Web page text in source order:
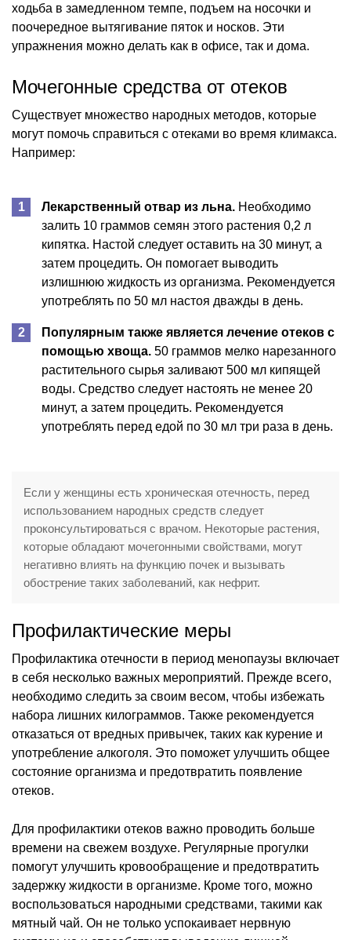
ходьба в замедленном темпе, подъем на носочки и
поочередное вытягивание пяток и носков. Эти
упражнения можно делать как в офисе, так и дома.
Мочегонные средства от отеков
Существует множество народных методов, которые
могут помочь справиться с отеками во время климакса.
Например:
Лекарственный отвар из льна. Необходимо
залить 10 граммов семян этого растения 0,2 л
кипятка. Настой следует оставить на 30 минут, а
затем процедить. Он помогает выводить
излишнюю жидкость из организма. Рекомендуется
употреблять по 50 мл настоя дважды в день.
Популярным также является лечение отеков с
помощью хвоща. 50 граммов мелко нарезанного
растительного сырья заливают 500 мл кипящей
воды. Средство следует настоять не менее 20
минут, а затем процедить. Рекомендуется
употреблять перед едой по 30 мл три раза в день.
Если у женщины есть хроническая отечность, перед
использованием народных средств следует
проконсультироваться с врачом. Некоторые растения,
которые обладают мочегонными свойствами, могут
негативно влиять на функцию почек и вызывать
обострение таких заболеваний, как нефрит.
Профилактические меры
Профилактика отечности в период менопаузы включает
в себя несколько важных мероприятий. Прежде всего,
необходимо следить за своим весом, чтобы избежать
набора лишних килограммов. Также рекомендуется
отказаться от вредных привычек, таких как курение и
употребление алкоголя. Это поможет улучшить общее
состояние организма и предотвратить появление
отеков.
Для профилактики отеков важно проводить больше
времени на свежем воздухе. Регулярные прогулки
помогут улучшить кровообращение и предотвратить
задержку жидкости в организме. Кроме того, можно
воспользоваться народными средствами, такими как
мятный чай. Он не только успокаивает нервную